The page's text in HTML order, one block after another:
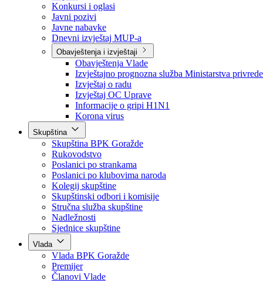
Sve vijesti
Izdvojeno
Najave
Konkursi i oglasi
Javni pozivi
Javne nabavke
Dnevni izvještaj MUP-a
Obavještenja i izvještaji
Obavještenja Vlade
Izvještajno prognozna služba Ministarstva privrede
Izvještaj o radu
Izvještaj OC Uprave
Informacije o gripi H1N1
Korona virus
Skupština
Skupština BPK Goražde
Rukovodstvo
Poslanici po strankama
Poslanici po klubovima naroda
Kolegij skupštine
Skupštinski odbori i komisije
Stručna služba skupštine
Nadležnosti
Sjednice skupštine
Vlada